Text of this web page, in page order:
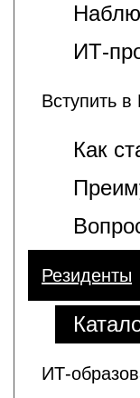
ИТ-
Вступить
Как
Резиденты
ИТ-